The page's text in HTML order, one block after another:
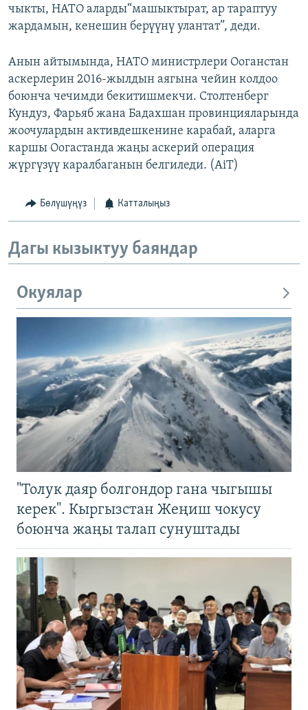
чыкты, НАТО аларды“машыктырат, ар тараптуу
жардамын, кенешин берүүнү улантат”, деди.
Анын айтымында, НАТО министрлери Ооганстан
аскерлерин 2016-жылдын аягына чейин колдоо
боюнча чечимди бекитишмекчи. Столтенберг
Кундуз, Фарьяб жана Бадахшан провинцияларында
жоочулардын активдешкенине карабай, аларга
каршы Оогастанда жаңы аскерий операция
жүргүзүү каралбаганын белгиледи. (AiT)
Бөлүшүңүз Катталыңыз
Дагы кызыктуу баяндар
Окуялар
"Толук даяр болгондор гана чыгышы
керек". Кыргызстан Жеңиш чокусу
боюнча жаңы талап сунуштады